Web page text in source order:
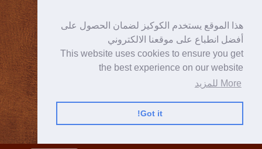
هذا الموقع يستخدم الكوكيز لضمان الحصول على
أفضل انطباع على موقعنا الالكتروني
This website uses cookies to ensure you get
the best experience on our website
More للمزيد
Got it!